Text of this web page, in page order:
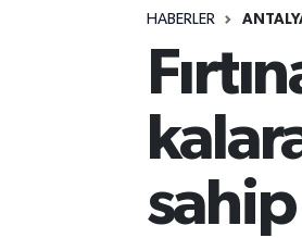
HABERLER
sahip